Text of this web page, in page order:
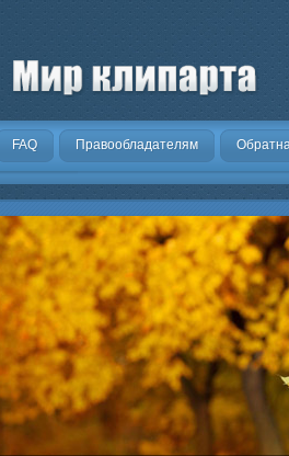
FAQ Правообладателям